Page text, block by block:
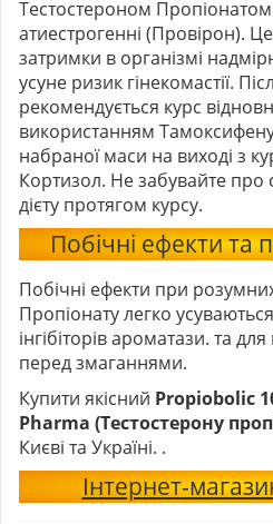
Тестостероном
атиестрогенні (Провірон).
затримки в організмі
усуне ризик гінекомастії.
рекомендується курс
використанням
набраної маси на виході з
Кортизол. Не забувайте про
дієту протягом курсу.
Побічні ефекти та
Побічні ефекти при
Пропіонату легко
інгібіторів ароматази. та
перед змаганнями.
Купити якісний Propiobolic
Pharma (Тестостерону
Києві та Україні. .
Інтернет-